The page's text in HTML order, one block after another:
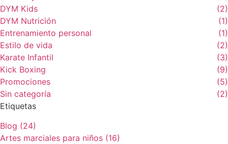
DYM Kids
(2)
DYM Nutrición
(1)
Entrenamiento personal
(1)
Estilo de vida
(2)
Karate Infantil
(3)
Kick Boxing
(9)
Promociones
(5)
Sin categoría
(2)
Etiquetas
Blog (24)
Artes marciales para niños (16)